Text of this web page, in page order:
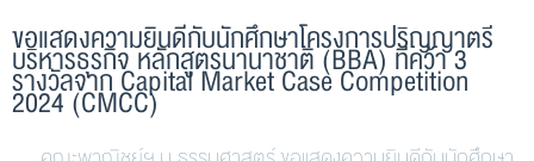
ขอแสดงความยินดีกับนักศึกษาโครงการปริญญาตรี
บริหารธุรกิจ หลักสูตรนานาชาติ (BBA) ที่คว้า 3
รางวัลจาก Capital Market Case Competition
2024 (CMCC)